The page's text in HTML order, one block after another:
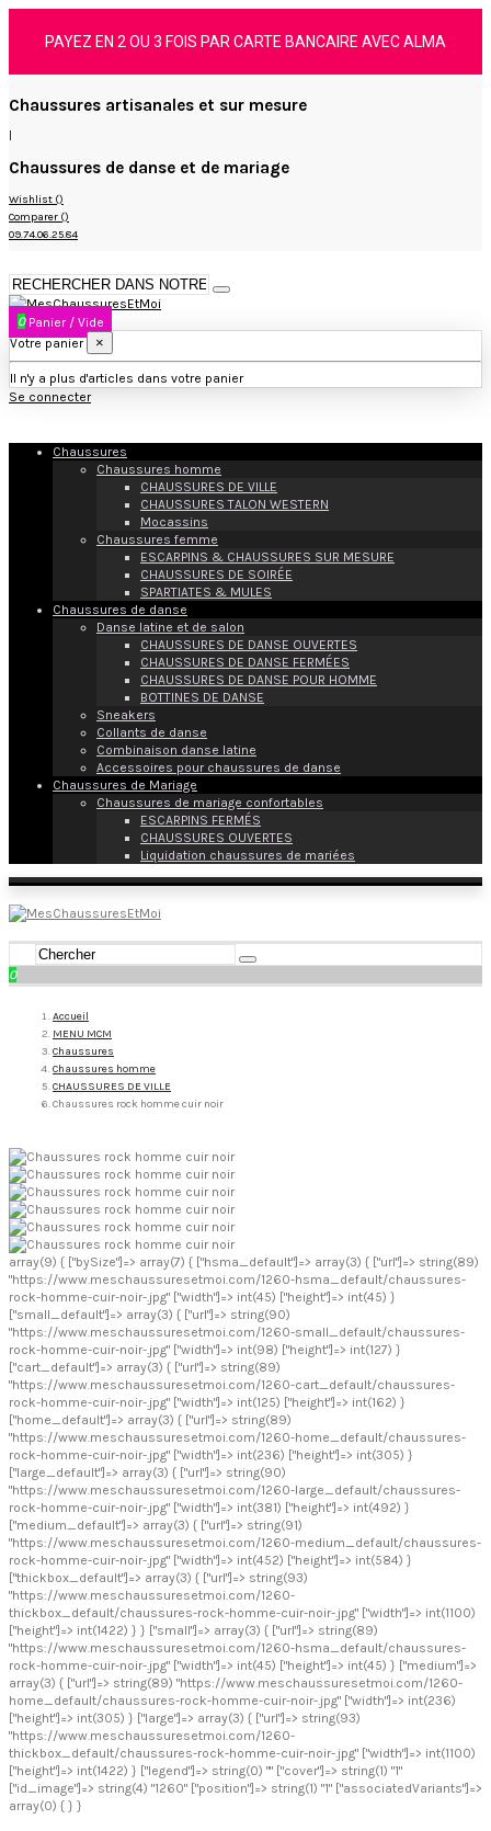
PAYEZ EN 2 OU 3 FOIS PAR CARTE BANCAIRE AVEC ALMA
Chaussures artisanales et sur mesure
Chaussures de danse et de mariage
Wishlist ()
Comparer ()
09.74.06.25.84
0 Panier / Vide
Votre panier
×
Il n'y a plus d'articles dans votre panier
Se connecter
Chaussures
Chaussures homme
CHAUSSURES DE VILLE
CHAUSSURES TALON WESTERN
Mocassins
Chaussures femme
ESCARPINS & CHAUSSURES SUR MESURE
CHAUSSURES DE SOIRÉE
SPARTIATES & MULES
Chaussures de danse
Danse latine et de salon
CHAUSSURES DE DANSE OUVERTES
CHAUSSURES DE DANSE FERMÉES
CHAUSSURES DE DANSE POUR HOMME
BOTTINES DE DANSE
Sneakers
Collants de danse
Combinaison danse latine
Accessoires pour chaussures de danse
Chaussures de Mariage
Chaussures de mariage confortables
ESCARPINS FERMÉS
CHAUSSURES OUVERTES
Liquidation chaussures de mariées
0
Accueil
MENU MCM
Chaussures
Chaussures homme
CHAUSSURES DE VILLE
Chaussures rock homme cuir noir
array(9) { ["bySize"]=> array(7) { ["hsma_default"]=> array(3) { ["url"]=> string(89)
"https://www.meschaussuresetmoi.com/1260-hsma_default/chaussures-
rock-homme-cuir-noir-.jpg" ["width"]=> int(45) ["height"]=> int(45) }
["small_default"]=> array(3) { ["url"]=> string(90)
"https://www.meschaussuresetmoi.com/1260-small_default/chaussures-
rock-homme-cuir-noir-.jpg" ["width"]=> int(98) ["height"]=> int(127) }
["cart_default"]=> array(3) { ["url"]=> string(89)
"https://www.meschaussuresetmoi.com/1260-cart_default/chaussures-
rock-homme-cuir-noir-.jpg" ["width"]=> int(125) ["height"]=> int(162) }
["home_default"]=> array(3) { ["url"]=> string(89)
"https://www.meschaussuresetmoi.com/1260-home_default/chaussures-
rock-homme-cuir-noir-.jpg" ["width"]=> int(236) ["height"]=> int(305) }
["large_default"]=> array(3) { ["url"]=> string(90)
"https://www.meschaussuresetmoi.com/1260-large_default/chaussures-
rock-homme-cuir-noir-.jpg" ["width"]=> int(381) ["height"]=> int(492) }
["medium_default"]=> array(3) { ["url"]=> string(91)
"https://www.meschaussuresetmoi.com/1260-medium_default/chaussures-
rock-homme-cuir-noir-.jpg" ["width"]=> int(452) ["height"]=> int(584) }
["thickbox_default"]=> array(3) { ["url"]=> string(93)
"https://www.meschaussuresetmoi.com/1260-
thickbox_default/chaussures-rock-homme-cuir-noir-.jpg" ["width"]=> int(1100)
["height"]=> int(1422) } } ["small"]=> array(3) { ["url"]=> string(89)
"https://www.meschaussuresetmoi.com/1260-hsma_default/chaussures-
rock-homme-cuir-noir-.jpg" ["width"]=> int(45) ["height"]=> int(45) } ["medium"]=>
array(3) { ["url"]=> string(89) "https://www.meschaussuresetmoi.com/1260-
home_default/chaussures-rock-homme-cuir-noir-.jpg" ["width"]=> int(236)
["height"]=> int(305) } ["large"]=> array(3) { ["url"]=> string(93)
"https://www.meschaussuresetmoi.com/1260-
thickbox_default/chaussures-rock-homme-cuir-noir-.jpg" ["width"]=> int(1100)
["height"]=> int(1422) } ["legend"]=> string(0) "" ["cover"]=> string(1) "1"
["id_image"]=> string(4) "1260" ["position"]=> string(1) "1" ["associatedVariants"]=>
array(0) { } }